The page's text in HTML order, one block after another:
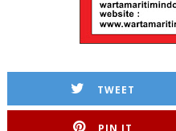
TWEET
PIN IT